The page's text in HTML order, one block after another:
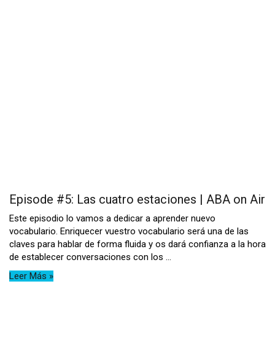
Episode #5: Las cuatro estaciones | ABA on Air
Este episodio lo vamos a dedicar a aprender nuevo
vocabulario. Enriquecer vuestro vocabulario será una de las
claves para hablar de forma fluida y os dará confianza a la hora
de establecer conversaciones con los ...
Leer Más »